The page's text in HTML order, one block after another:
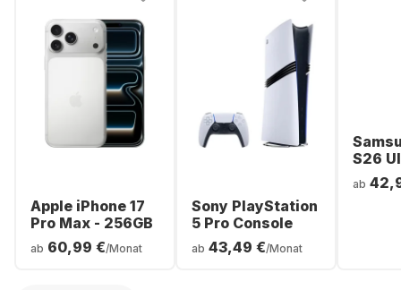
Apple iPhone 17
Pro Max - 256GB
ab 60,99 €/Monat
Sony PlayStation
5 Pro Console
ab 43,49 €/Monat
S26
ab